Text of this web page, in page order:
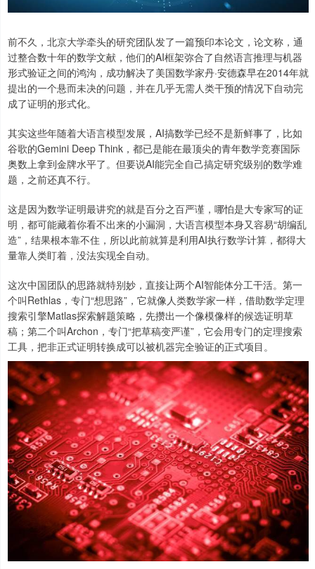
前不久，北京大学牵头的研究团队发了一篇预印本论文，论文称，通
过整合数十年的数学文献，他们的AI框架弥合了自然语言推理与机器
形式验证之间的鸿沟，成功解决了美国数学家丹·安德森早在2014年就
提出的一个悬而未决的问题，并在几乎无需人类干预的情况下自动完
成了证明的形式化。
其实这些年随着大语言模型发展，AI搞数学已经不是新鲜事了，比如
谷歌的Gemini Deep Think，都已是能在最顶尖的青年数学竞赛国际
奥数上拿到金牌水平了。但要说AI能完全自己搞定研究级别的数学难
题，之前还真不行。
这是因为数学证明最讲究的就是百分之百严谨，哪怕是大专家写的证
明，都可能藏着你看不出来的小漏洞，大语言模型本身又容易“胡编乱
造”，结果根本靠不住，所以此前就算是利用AI执行数学计算，都得大
量靠人类盯着，没法实现全自动。
这次中国团队的思路就特别妙，直接让两个AI智能体分工干活。第一
个叫Rethlas，专门“想思路”，它就像人类数学家一样，借助数学定理
搜索引擎Matlas探索解题策略，先攒出一个像模像样的候选证明草
稿；第二个叫Archon，专门“把草稿变严谨”，它会用专门的定理搜索
工具，把非正式证明转换成可以被机器完全验证的正式项目。